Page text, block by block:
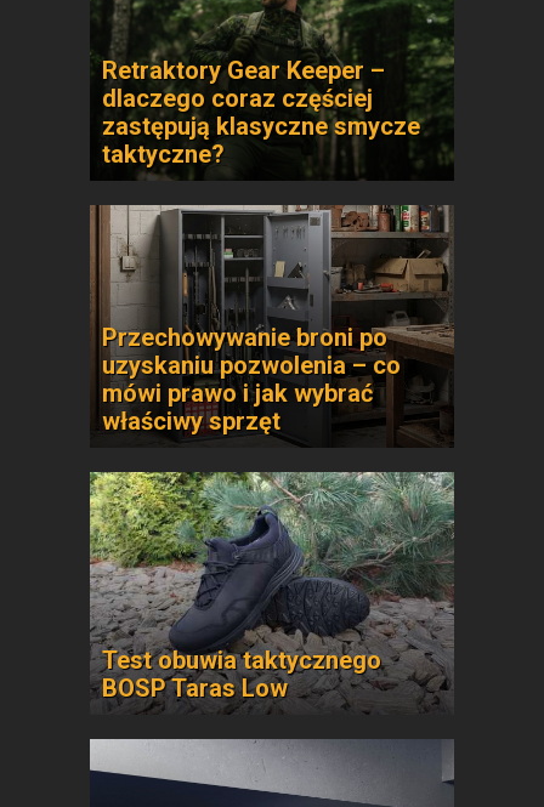
Retraktory Gear Keeper –
dlaczego coraz częściej
zastępują klasyczne smycze
taktyczne?
Przechowywanie broni po
uzyskaniu pozwolenia – co
mówi prawo i jak wybrać
właściwy sprzęt
Test obuwia taktycznego
BOSP Taras Low